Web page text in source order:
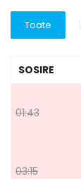
Toate
SOSIRE
01:43
03:15